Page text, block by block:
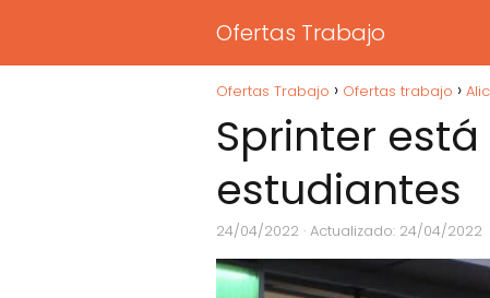
Ofertas Trabajo
Ofertas Trabajo Ofertas trabajo
Sprinter
estudiantes
24/04/2022 · Actualizado: 24/04/2022